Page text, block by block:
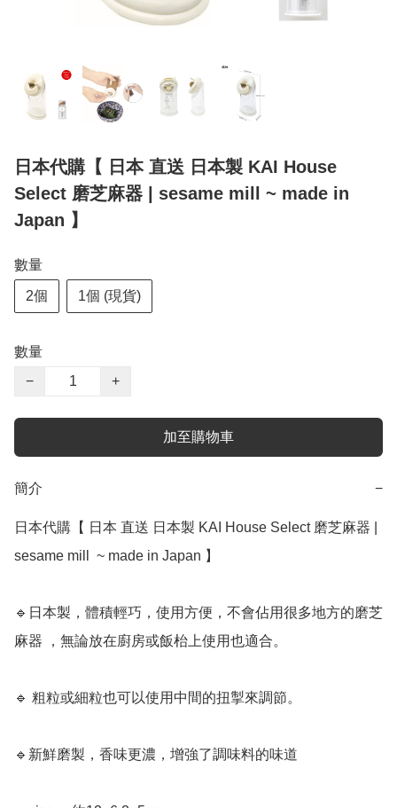
日本代購【 日本 直送 日本製 KAI House
Select 磨芝麻器 | sesame mill ~ made in
Japan 】
數量
2個 1個 (現貨)
數量
−
+
加至購物車
簡介 −
日本代購【 日本 直送 日本製 KAI House Select 磨芝麻器 |
sesame mill﻿  ~ made in Japan 】 ﻿
🔹日本製，體積輕巧，使用方便，不會佔用很多地方的磨芝
麻器 ，無論放在廚房或飯枱上使用也適合。
🔹 粗粒或細粒也可以使用中間的扭掣來調節。
🔹新鮮磨製，香味更濃，增強了調味料的味道